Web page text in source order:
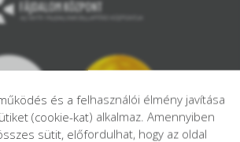
és a felhasználói élmény javítása
(cookie-kat) alkalmaz. Amennyiben
sütit, előfordulhat, hogy az oldal